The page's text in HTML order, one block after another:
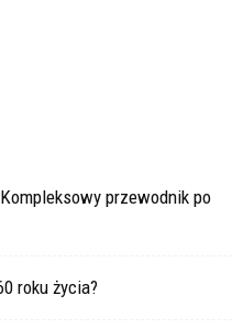
przewodnik po
roku życia?